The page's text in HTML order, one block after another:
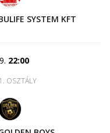
SYSTEM KFT
22:00
OSZTÁLY